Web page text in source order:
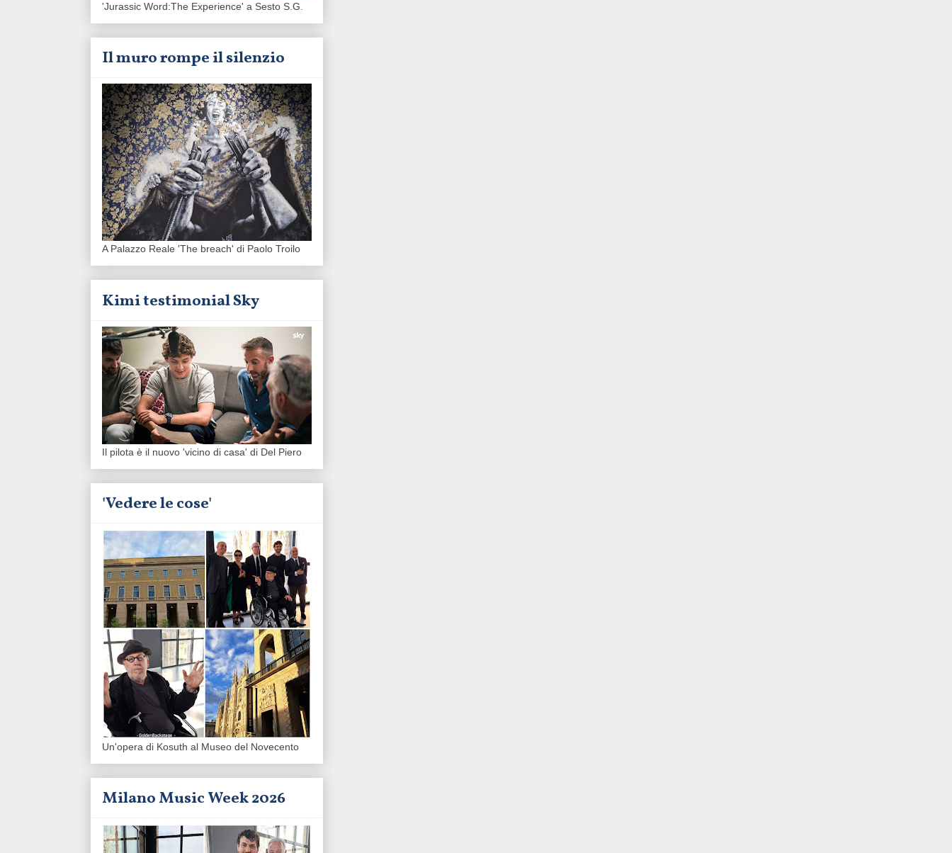
'Jurassic Word:The Experience' a Sesto S.G.
Il muro rompe il silenzio
A Palazzo Reale 'The breach' di Paolo Troilo
Kimi testimonial Sky
Il pilota è il nuovo 'vicino di casa' di Del Piero
'Vedere le cose'
Un'opera di Kosuth al Museo del Novecento
Milano Music Week 2026